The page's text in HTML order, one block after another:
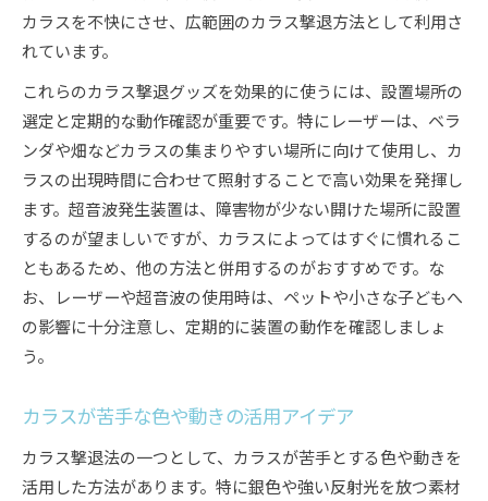
カラスを不快にさせ、広範囲のカラス撃退方法として利用さ
れています。
これらのカラス撃退グッズを効果的に使うには、設置場所の
選定と定期的な動作確認が重要です。特にレーザーは、ベラ
ンダや畑などカラスの集まりやすい場所に向けて使用し、カ
ラスの出現時間に合わせて照射することで高い効果を発揮し
ます。超音波発生装置は、障害物が少ない開けた場所に設置
するのが望ましいですが、カラスによってはすぐに慣れるこ
ともあるため、他の方法と併用するのがおすすめです。な
お、レーザーや超音波の使用時は、ペットや小さな子どもへ
の影響に十分注意し、定期的に装置の動作を確認しましょ
う。
カラスが苦手な色や動きの活用アイデア
カラス撃退法の一つとして、カラスが苦手とする色や動きを
活用した方法があります。特に銀色や強い反射光を放つ素材